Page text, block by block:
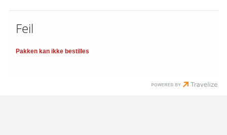
Feil
Pakken kan ikke bestilles